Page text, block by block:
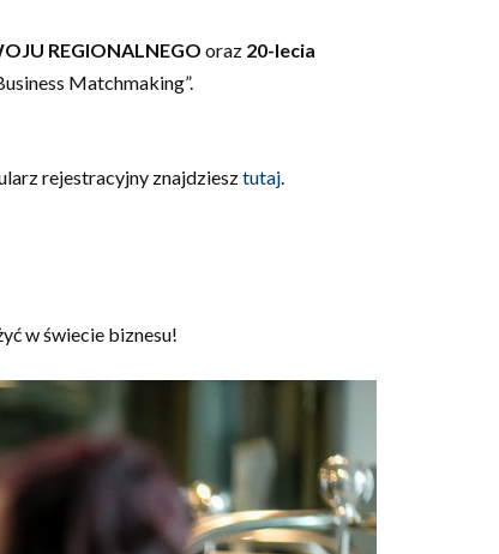
REGIONALNEGO oraz 20-lecia
Matchmaking”.
rejestracyjny znajdziesztutaj.
w świecie biznesu!